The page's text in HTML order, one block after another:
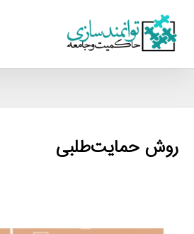
روش حمایت‌طلبی